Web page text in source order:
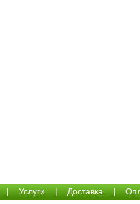
| Услуги | Доставка |